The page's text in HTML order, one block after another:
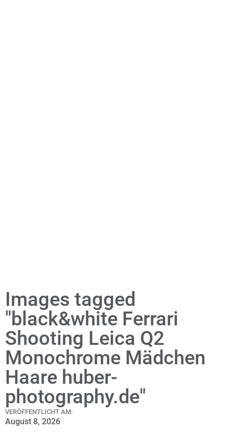
Images tagged
"black&white Ferrari
Shooting Leica Q2
Monochrome Mädchen
Haare huber-
photography.de"
VERÖFFENTLICHT AM:
August 8, 2026